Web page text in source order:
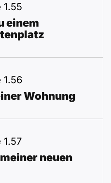
1.55
einem
1.56
Wohnung
1.57
neuen